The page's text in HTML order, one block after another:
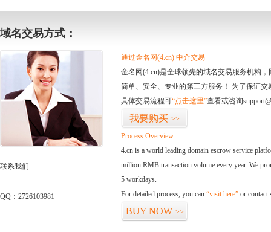
域名交易方式：
联系我们
QQ：2726103981
通过金名网(4.cn) 中介交易
金名网(4.cn)是全球领先的域名交易服务机构
简单、安全、专业的第三方服务！ 为了保证
具体交易流程可“点击这里”查看或咨询
我要购买 >>
Process Overview:
4.cn is a world leading domain escrow service
million RMB transaction volume every year. We
5 workdays.
For detailed process, you can “visit here” or contact
BUY NOW >>